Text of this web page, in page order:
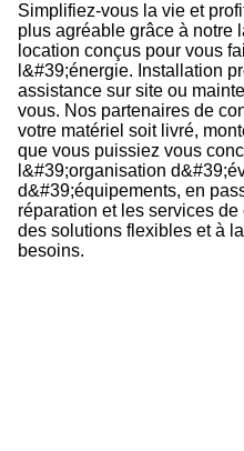
Simplifiez-vous la vie et
plus agréable grâce à notre
location conçus pour vous
l&#39;énergie. Installation
assistance sur site ou
vous. Nos partenaires de
votre matériel soit livré,
que vous puissiez vous
l&#39;organisation
d&#39;équipements, en
réparation et les services
des solutions flexibles et à
besoins.